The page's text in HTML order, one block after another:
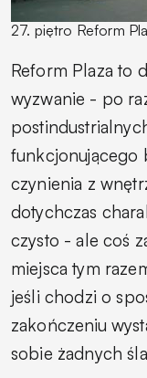
27. piętro Reform
Reform Plaza to
wyzwanie - po
funkcjonującego
czynienia z
dotychczas
czysto - ale coś
miejsca tym
jeśli chodzi o
zakończeniu
sobie żadnych